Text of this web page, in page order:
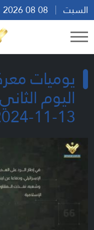
السبت
10:15
يوميات
اليوم
13-11-2024